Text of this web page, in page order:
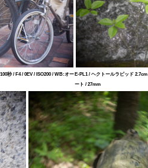
秒 / F4 / 0EV / ISO200 / WB:オー E-PL1 / ヘクトールラピッド 2.7cm
ート / 27mm